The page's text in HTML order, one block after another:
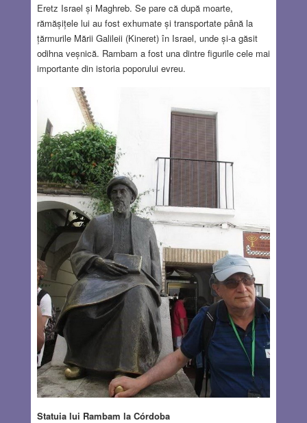
Eretz Israel și Maghreb. Se pare că după moarte,
rămășițele lui au fost exhumate și transportate până la
țărmurile Mării Galileii (Kineret) în Israel, unde și-a găsit
odihna veșnică. Rambam a fost una dintre figurile cele mai
importante din istoria poporului evreu.
Statuia lui Rambam la Córdoba